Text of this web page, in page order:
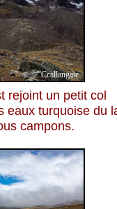
Ccallangate
rejoint un petit col
eaux turquoise du
campons.